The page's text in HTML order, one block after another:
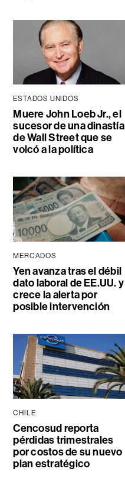
ESTADOS UNIDOS
Muere John Loeb Jr., el
sucesor de una dinastía
de Wall Street que se
volcó a la política
MERCADOS
Yen avanza tras el débil
dato laboral de EE.UU. y
crece la alerta por
posible intervención
CHILE
Cencosud reporta
pérdidas trimestrales
por costos de su nuevo
plan estratégico